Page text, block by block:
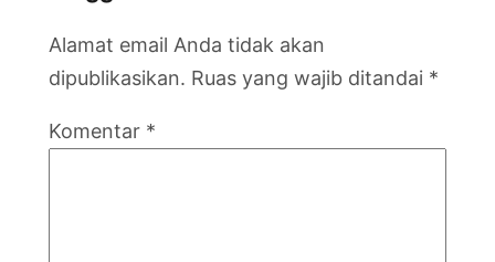
Alamat email Anda tidak akan
dipublikasikan. Ruas yang wajib ditandai *
Komentar *